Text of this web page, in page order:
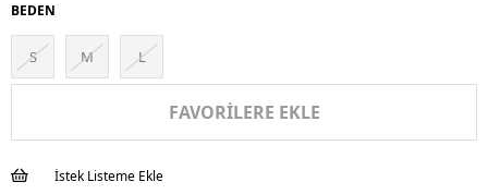
BEDEN
S M L
FAVORILERE EKLE
İstek Listeme Ekle